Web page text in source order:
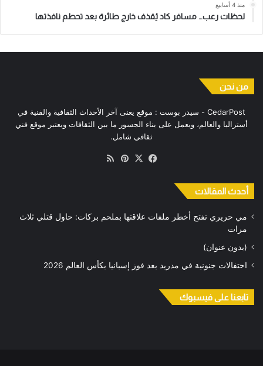
منذ 4 أسابيع
لحظات رعب… مسافر كاد يُقذف خارج طائرة بعد تحطم نافذتها
من نحن
CedarPost - سيدر بوست : موقع يعنى آخر الأحداث الثقافية والفنية في
أستراليا والعالم، ويعمل على بناء الجسور ما بين الثقافات ويعتبر موقع فني
ثقافي شامل.
فيسبوك
‫X بينتيريست
أحدث المقالات
مي حريري تفتح أخطر ملفات علاقتها بملحم بركات: حاول قتلي ثلاث
مرات
(بدون عنوان)
احتفالات جنونية في مدريد بعد فوز إسبانيا بكأس العالم 2026
تابعنا على فيسبوك